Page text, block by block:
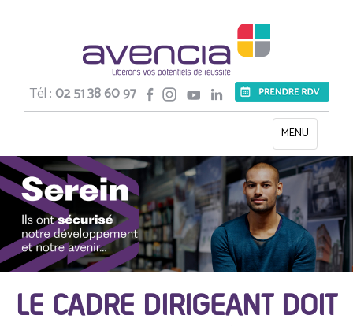
Tél :02 51 38 60 97
Toggle
navigation
MENU
LE CADRE DIRIGEANT DOIT